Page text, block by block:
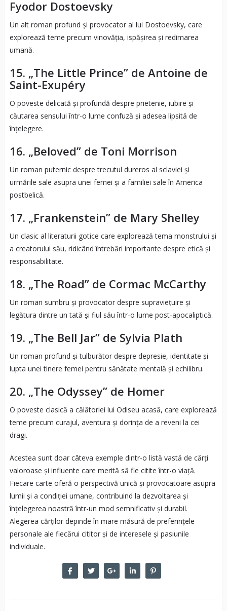
Fyodor Dostoevsky
Un alt roman profund și provocator al lui Dostoevsky, care
explorează teme precum vinovăția, ispășirea și redimarea
umană.
15. „The Little Prince” de Antoine de
Saint-Exupéry
O poveste delicată și profundă despre prietenie, iubire și
căutarea sensului într-o lume confuză și adesea lipsită de
înțelegere.
16. „Beloved” de Toni Morrison
Un roman puternic despre trecutul dureros al sclaviei și
urmările sale asupra unei femei și a familiei sale în America
postbelică.
17. „Frankenstein” de Mary Shelley
Un clasic al literaturii gotice care explorează tema monstrului și
a creatorului său, ridicând întrebări importante despre etică și
responsabilitate.
18. „The Road” de Cormac McCarthy
Un roman sumbru și provocator despre supraviețuire și
legătura dintre un tată și fiul său într-o lume post-apocaliptică.
19. „The Bell Jar” de Sylvia Plath
Un roman profund și tulburător despre depresie, identitate și
lupta unei tinere femei pentru sănătate mentală și echilibru.
20. „The Odyssey” de Homer
O poveste clasică a călătoriei lui Odiseu acasă, care explorează
teme precum curajul, aventura și dorința de a reveni la cei
dragi.
Acestea sunt doar câteva exemple dintr-o listă vastă de cărți
valoroase și influente care merită să fie citite într-o viață.
Fiecare carte oferă o perspectivă unică și provocatoare asupra
lumii și a condiției umane, contribuind la dezvoltarea și
înțelegerea noastră într-un mod semnificativ și durabil.
Alegerea cărților depinde în mare măsură de preferințele
personale ale fiecărui cititor și de interesele și pasiunile
individuale.